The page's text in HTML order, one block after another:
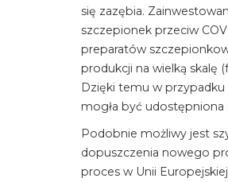
się zazębia.
szczepionek przeciw
preparatów
produkcji na wielką skalę
Dzięki temu w
mogła być udostępniona
Podobnie możliwy jest
dopuszczenia nowego
proces w Unii